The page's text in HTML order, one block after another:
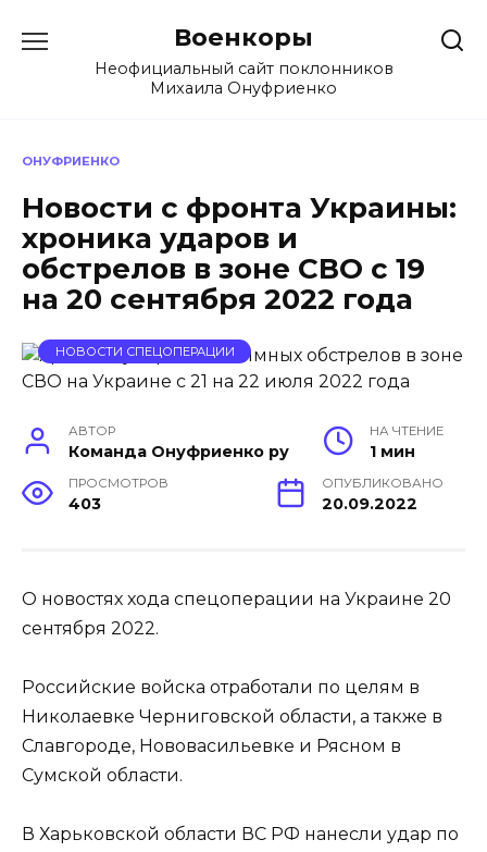
содержанию
Военкоры
Неофициальный сайт поклонников
Михаила Онуфриенко
ОНУФРИЕНКО
Новости с фронта Украины:
хроника ударов и
обстрелов в зоне СВО с 19
на 20 сентября 2022 года
НОВОСТИ СПЕЦОПЕРАЦИИ
АВТОР
Команда Онуфриенко ру
НА ЧТЕНИЕ
1 мин
ПРОСМОТРОВ
403
ОПУБЛИКОВАНО
20.09.2022
О новостях хода спецоперации на Украине 20
сентября 2022.
Российские войска отработали по целям в
Николаевке Черниговской области, а также в
Славгороде, Нововасильевке и Рясном в
Сумской области.
В Харьковской области ВС РФ нанесли удар по